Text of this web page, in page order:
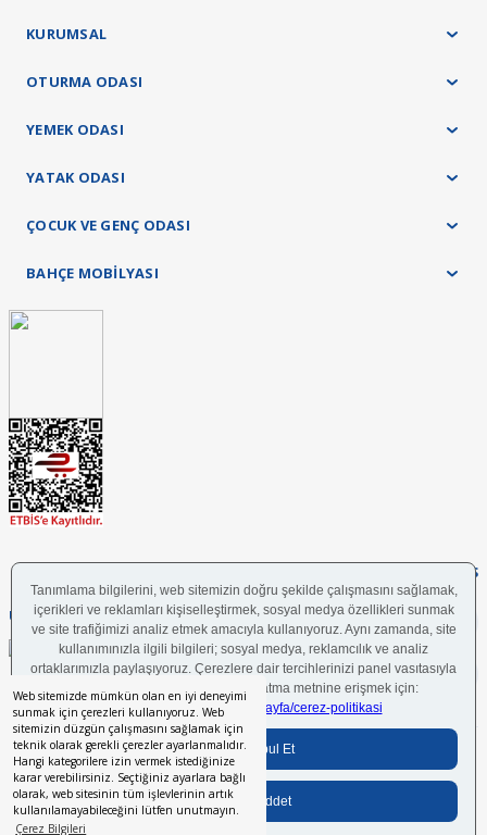
Web sitemizde mümkün olan en iyi deneyimi
sunmak için çerezleri kullanıyoruz. Web
sitemizin düzgün çalışmasını sağlamak için
teknik olarak gerekli çerezler ayarlanmalıdır.
Hangi kategorilere izin vermek istediğinize
karar verebilirsiniz. Seçtiğiniz ayarlara bağlı
olarak, web sitesinin tüm işlevlerinin artık
kullanılamayabileceğini lütfen unutmayın.
Çerez Bilgileri
KURUMSAL
OTURMA ODASI
YEMEK ODASI
YATAK ODASI
ÇOCUK VE GENÇ ODASI
BAHÇE MOBİLYASI
UYGULAMAMIZI İNDİRİN
FOLLOW US
Bilgi Toplumu Hizmetleri BGYS Politikası Çerez Politikası
© 2024 İstikbal Mobilya A.Ş.